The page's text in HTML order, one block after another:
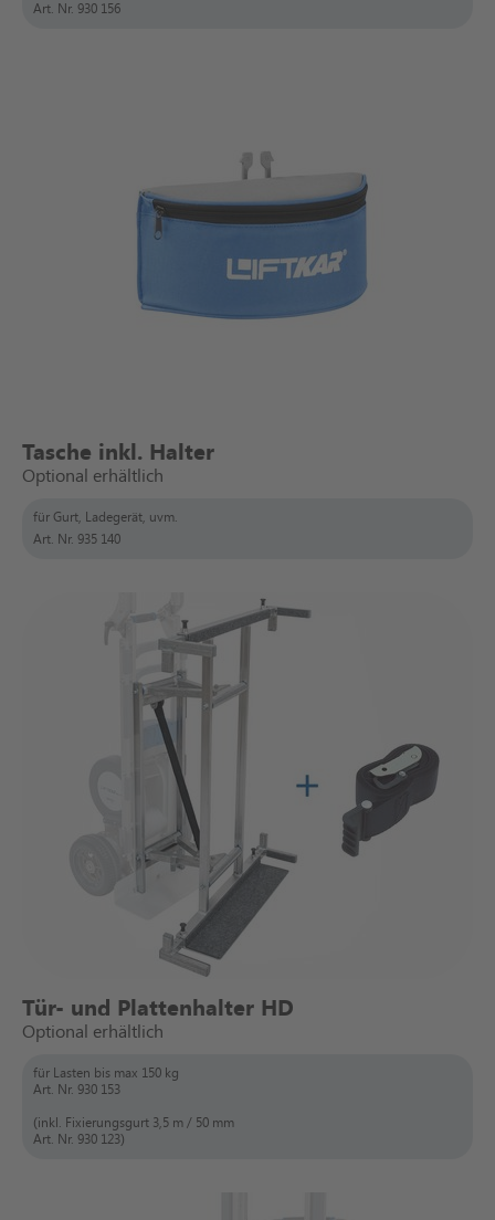
Art. Nr. 930 156
Tasche inkl. Halter
Optional erhältlich
für Gurt, Ladegerät, uvm.
Art. Nr. 935 140
Tür- und Plattenhalter HD
Optional erhältlich
für Lasten bis max 150 kg
Art. Nr. 930 153
(inkl. Fixierungsgurt 3,5 m / 50 mm
Art. Nr. 930 123)